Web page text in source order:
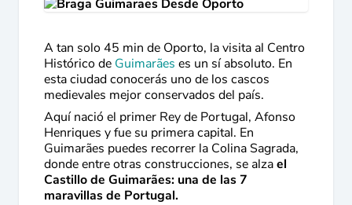
A tan solo 45 min de Oporto, la visita al Centro
Histórico de Guimarães es un sí absoluto. En
esta ciudad conocerás uno de los cascos
medievales mejor conservados del país.
Aquí nació el primer Rey de Portugal, Afonso
Henriques y fue su primera capital. En
Guimarães puedes recorrer la Colina Sagrada,
donde entre otras construcciones, se alzael
Castillo de Guimarães: una de las 7
maravillas de Portugal.